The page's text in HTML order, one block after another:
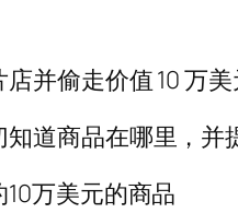
并偷走价值 10 万
道商品在哪里，并
万美元的商品